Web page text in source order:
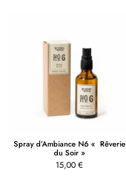
Spray d’Ambiance N6 « Rêverie
du Soir »
15,00 €